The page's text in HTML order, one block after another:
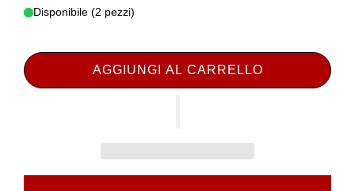
Disponibile (2 pezzi)
AGGIUNGI AL CARRELLO